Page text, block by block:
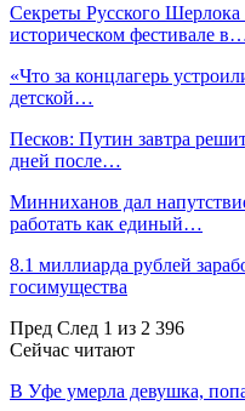
Секреты Русского
историческом фестивале
«Что за концлагерь
детской…
Песков: Путин завтра
дней после…
Минниханов дал
работать как единый…
8.1 миллиарда рублей
госимущества
Пред След 1 из 2 396
Сейчас читают
В Уфе умерла девушка,